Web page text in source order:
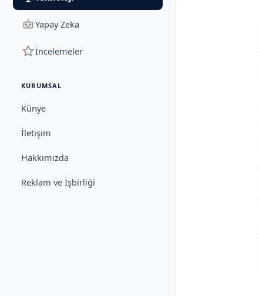
Yapay Zeka
İncelemeler
KURUMSAL
Künye
İletişim
Hakkımızda
Reklam ve İşbirliği